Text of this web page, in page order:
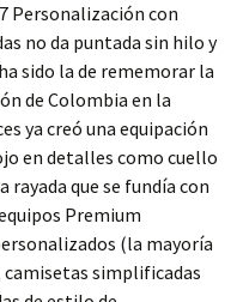
Personalización con
no da puntada sin hilo y
sido la de rememorar la
de Colombia en la
ya creó una equipación
en detalles como cuello
rayada que se fundía con
Premium
(la mayoría
camisetas simplificadas